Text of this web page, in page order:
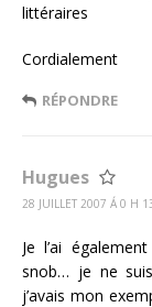
littéraires
Cordialement
RÉPONDRE
Hugues
28 JUILLET 2007 Á 0 H
Je l’ai
snob… je ne
j’avais mon